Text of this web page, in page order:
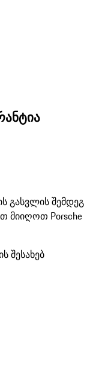
გასვლის შემდეგ
მიიღოთ Porsche
შესახებ